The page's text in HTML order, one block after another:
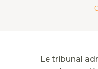
Le tribunal